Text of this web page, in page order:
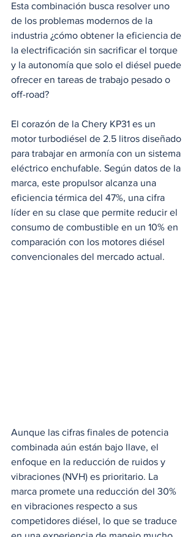
Esta combinación busca resolver uno
de los problemas modernos de la
industria ¿cómo obtener la eficiencia de
la electrificación sin sacrificar el torque
y la autonomía que solo el diésel puede
ofrecer en tareas de trabajo pesado o
off-road?
El corazón de la Chery KP31 es un
motor turbodiésel de 2.5 litros diseñado
para trabajar en armonía con un sistema
eléctrico enchufable. Según datos de la
marca, este propulsor alcanza una
eficiencia térmica del 47%, una cifra
líder en su clase que permite reducir el
consumo de combustible en un 10% en
comparación con los motores diésel
convencionales del mercado actual.
Aunque las cifras finales de potencia
combinada aún están bajo llave, el
enfoque en la reducción de ruidos y
vibraciones (NVH) es prioritario. La
marca promete una reducción del 30%
en vibraciones respecto a sus
competidores diésel, lo que se traduce